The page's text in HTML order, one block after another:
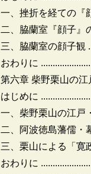
一、挫折を経ての『
二、脇蘭室『顔子』
三、脇蘭室の顔子観
おわりに
第六章 柴野栗山の江
はじめに
一、柴野栗山の江戸
二、阿波徳島藩儒・
三、栗山による「寛
おわりに